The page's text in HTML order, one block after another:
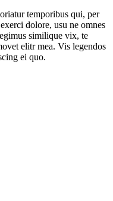
temporibus qui, per
dolore, usu ne omnes
similique vix, te
elitr mea. Vis legendos
ei quo.